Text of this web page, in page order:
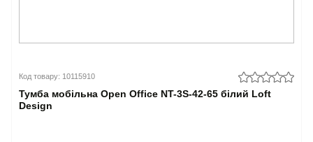
Код товару: 10115910
Тумба мобільна Open Office NT-3S-42-65 білий Loft
Design